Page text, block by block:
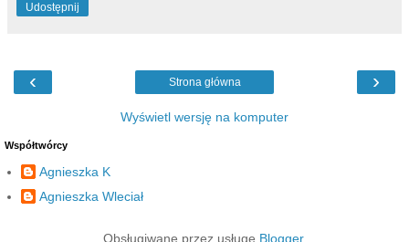
Udostępnij
‹ ›
Strona główna
Wyświetl wersję na komputer
Współtwórcy
Agnieszka K
Agnieszka Wleciał
Obsługiwane przez usługę Blogger.